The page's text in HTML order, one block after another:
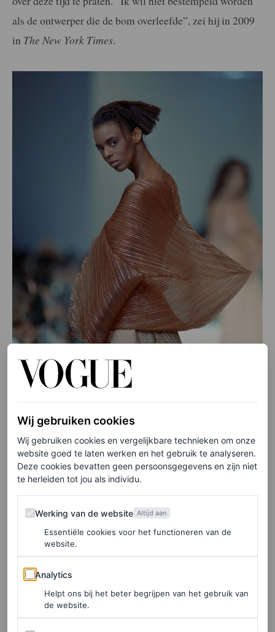
als de ontwerper die de bom overleefde”, zei hij in 2009
in The New York Times.
©ANP
MIYAKE
Prins van de plooien
“Een man die het donkerste moment uit de geschiedenis
heeft meegemaakt en zijn leven zo kleurrijk mogelijk wil
maken, dat is Miyake”, zeggen kennissen over hem in
dezelfde krant. De Japanse ontwerper studeerde vanaf
Wij gebruiken cookies
Wij gebruiken cookies en vergelijkbare technieken om onze
website goed te laten werken en het gebruik te analyseren.
Deze cookies bevatten geen persoonsgegevens en zijn niet
te herleiden tot jou als individu.
Werking van de website
Werking van de website Altijd aan
Essentiële cookies voor het functioneren van de
website.
Analytics
Analytics
Helpt ons bij het beter begrijpen van het gebruik van
de website.